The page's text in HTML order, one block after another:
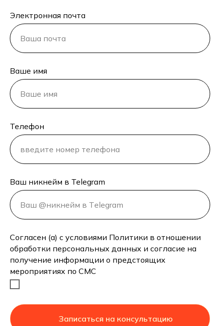
Электронная почта
Ваше имя
Телефон
Ваш никнейм в Telegram
Согласен (а) с условиями Политики в отношении
обработки персональных данных и согласие на
получение информации о предстоящих
мероприятиях по СМС
Записаться на консультацию